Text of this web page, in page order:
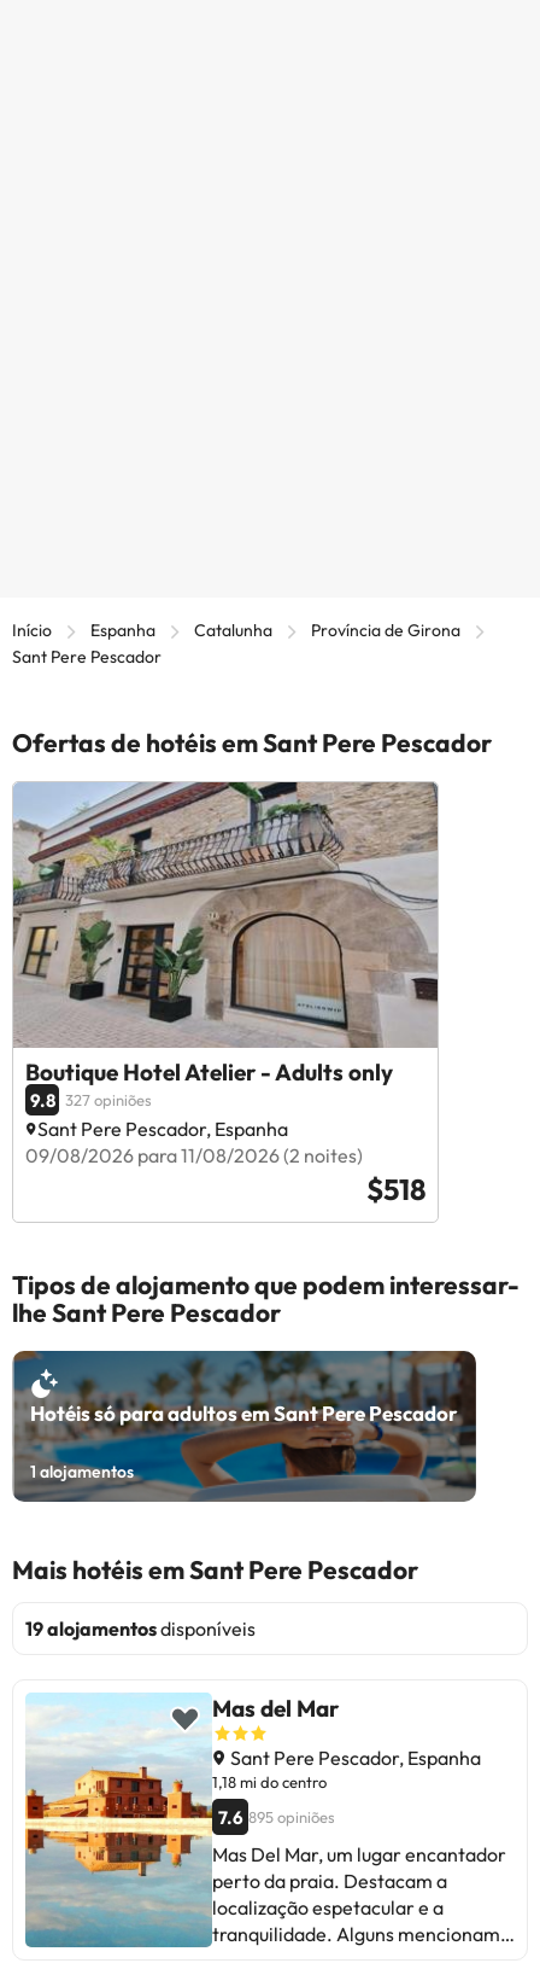
Início Espanha Catalunha
Província de Girona
Sant Pere Pescador
Ofertas de hotéis em Sant Pere Pescador
Boutique Hotel Atelier - Adults only
9.8 327 opiniões
Sant Pere Pescador, Espanha
09/08/2026 para 11/08/2026 (2 noites)
$518
Tipos de alojamento que podem interessar-
lhe Sant Pere Pescador
Hotéis só para adultos em Sant Pere Pescador
1 alojamentos
Mais hotéis em Sant Pere Pescador
19 alojamentosdisponíveis
Mas del Mar
Sant Pere Pescador, Espanha
1,18 mi do centro
7.6 895 opiniões
Mas Del Mar, um lugar encantador
perto da praia. Destacam a
localização espetacular e a
tranquilidade. Alguns mencionam a